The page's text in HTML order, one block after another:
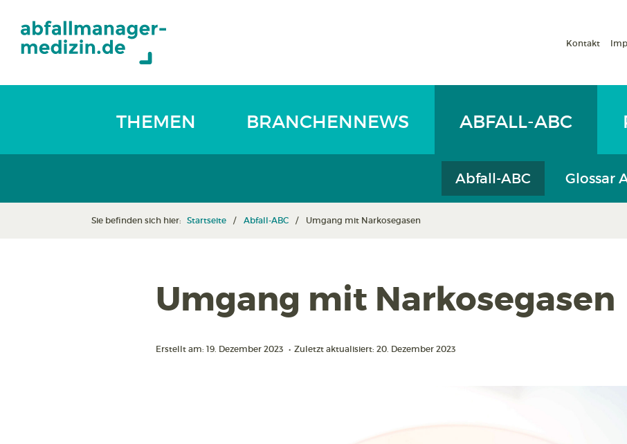
Kontakt
THEMEN BRANCHENNEWS ABFALL-ABC
Abfall-ABC Glossar
Sie befinden sich hier: Startseite Abfall-ABC Umgang mit Narkosegasen
Umgang mit Narkosegasen
Erstellt am: 19. Dezember 2023 • Zuletzt aktualisiert: 20. Dezember 2023